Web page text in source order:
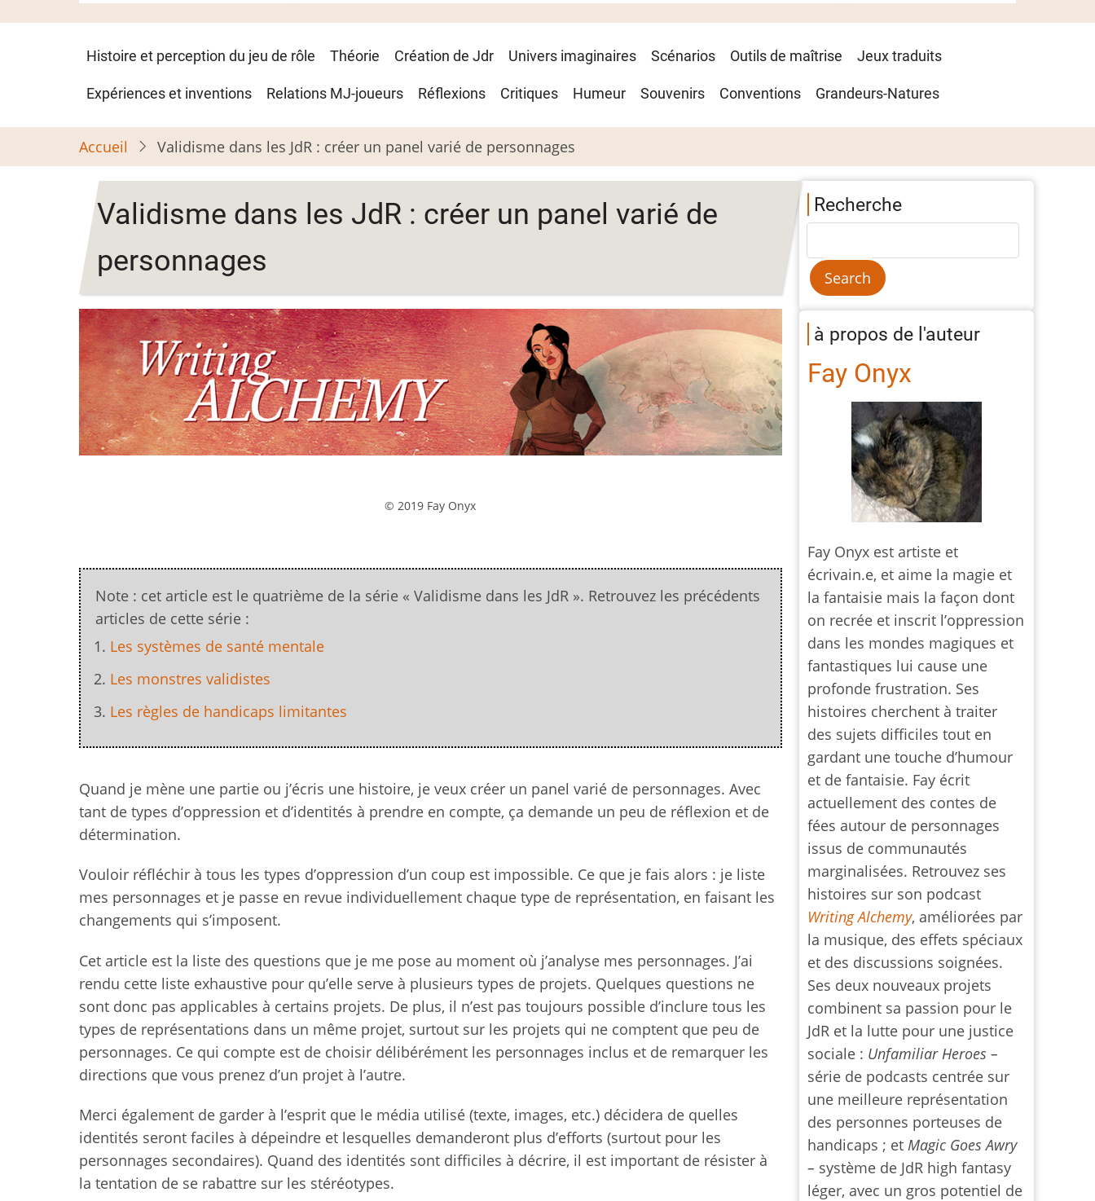
Navigation
principale
Histoire et perception du jeu de rôle Théorie Création de Jdr Univers imaginaires Scénarios Outils de maîtrise Jeux traduits
Expériences et inventions Relations MJ-joueurs Réflexions Critiques Humeur Souvenirs Conventions Grandeurs-Natures
Accueil Validisme dans les JdR : créer un panel varié de personnages
Validisme dans les JdR : créer un panel varié de
personnages
© 2019 Fay Onyx
Note : cet article est le quatrième de la série « Validisme dans les JdR ». Retrouvez les précédents
articles de cette série :
Les systèmes de santé mentale
Les monstres validistes
Les règles de handicaps limitantes
Quand je mène une partie ou j’écris une histoire, je veux créer un panel varié de personnages. Avec
tant de types d’oppression et d’identités à prendre en compte, ça demande un peu de réflexion et de
détermination.
Vouloir réfléchir à tous les types d’oppression d’un coup est impossible. Ce que je fais alors : je liste
mes personnages et je passe en revue individuellement chaque type de représentation, en faisant les
changements qui s’imposent.
Cet article est la liste des questions que je me pose au moment où j’analyse mes personnages. J’ai
rendu cette liste exhaustive pour qu’elle serve à plusieurs types de projets. Quelques questions ne
sont donc pas applicables à certains projets. De plus, il n’est pas toujours possible d’inclure tous les
types de représentations dans un même projet, surtout sur les projets qui ne comptent que peu de
personnages. Ce qui compte est de choisir délibérément les personnages inclus et de remarquer les
directions que vous prenez d’un projet à l’autre.
Merci également de garder à l’esprit que le média utilisé (texte, images, etc.) décidera de quelles
identités seront faciles à dépeindre et lesquelles demanderont plus d’efforts (surtout pour les
personnages secondaires). Quand des identités sont difficiles à décrire, il est important de résister à
la tentation de se rabattre sur les stéréotypes.
Recherche
à propos de l'auteur
Fay Onyx
Fay Onyx est artiste et
écrivain.e, et aime la magie et
la fantaisie mais la façon dont
on recrée et inscrit l’oppression
dans les mondes magiques et
fantastiques lui cause une
profonde frustration. Ses
histoires cherchent à traiter
des sujets difficiles tout en
gardant une touche d’humour
et de fantaisie. Fay écrit
actuellement des contes de
fées autour de personnages
issus de communautés
marginalisées. Retrouvez ses
histoires sur son podcast
Writing Alchemy, améliorées par
la musique, des effets spéciaux
et des discussions soignées.
Ses deux nouveaux projets
combinent sa passion pour le
JdR et la lutte pour une justice
sociale : Unfamiliar Heroes –
série de podcasts centrée sur
une meilleure représentation
des personnes porteuses de
handicaps ; et Magic Goes Awry
– système de JdR high fantasy
léger, avec un gros potentiel de